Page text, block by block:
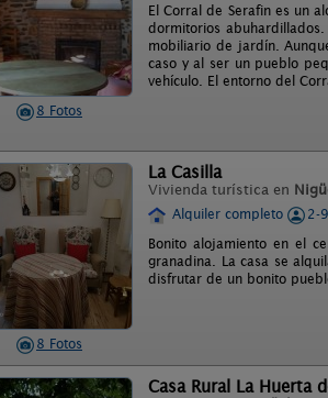
8 Fotos
El Corral de Serafin es un
dormitorios
mobiliario de jardín.
caso y al ser un pueblo
vehículo. El entorno del
8 Fotos
La Casilla
Vivienda turística en
Alquiler completo
2-
Bonito alojamiento en el
granadina. La casa se
disfrutar de un bonito
Casa Rural La Huerta